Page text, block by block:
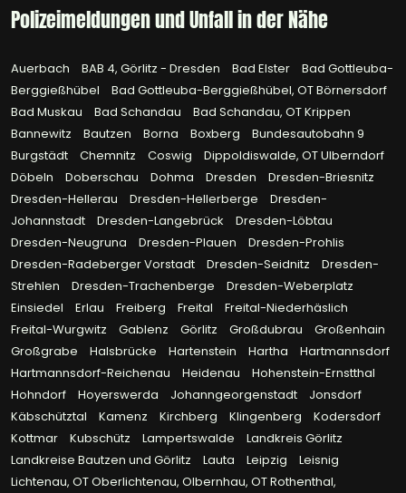
Polizeimeldungen und Unfall in der Nähe
Auerbach BAB 4, Görlitz - Dresden Bad Elster
Bad Gottleuba-
Berggießhübel
Bad Gottleuba-Berggießhübel, OT Börnersdorf
Bad Muskau
Bad Schandau
Bad Schandau, OT Krippen
Bannewitz
Bautzen Borna Boxberg
Bundesautobahn 9
Burgstädt
Chemnitz Coswig
Dippoldiswalde, OT Ulberndorf
Döbeln
Doberschau Dohma Dresden
Dresden-Briesnitz
Dresden-Hellerau
Dresden-Hellerberge
Dresden-
Johannstadt
Dresden-Langebrück
Dresden-Löbtau
Dresden-Neugruna
Dresden-Plauen
Dresden-Prohlis
Dresden-Radeberger Vorstadt
Dresden-Seidnitz
Dresden-
Strehlen
Dresden-Trachenberge
Dresden-Weberplatz
Einsiedel
Erlau Freiberg Freital
Freital-Niederhäslich
Freital-Wurgwitz
Gablenz Görlitz Großdubrau
Großenhain
Großgrabe
Halsbrücke Hartenstein Hartha
Hartmannsdorf
Hartmannsdorf-Reichenau
Heidenau
Hohenstein-Ernstthal
Hohndorf
Hoyerswerda Johanngeorgenstadt
Jonsdorf
Käbschütztal
Kamenz Kirchberg Klingenberg
Kodersdorf
Kottmar
Kubschütz Lampertswalde
Landkreis Görlitz
Landkreise Bautzen und Görlitz
Lauta Leipzig
Leisnig
Lichtenau, OT Oberlichtenau, Olbernhau, OT Rothenthal,